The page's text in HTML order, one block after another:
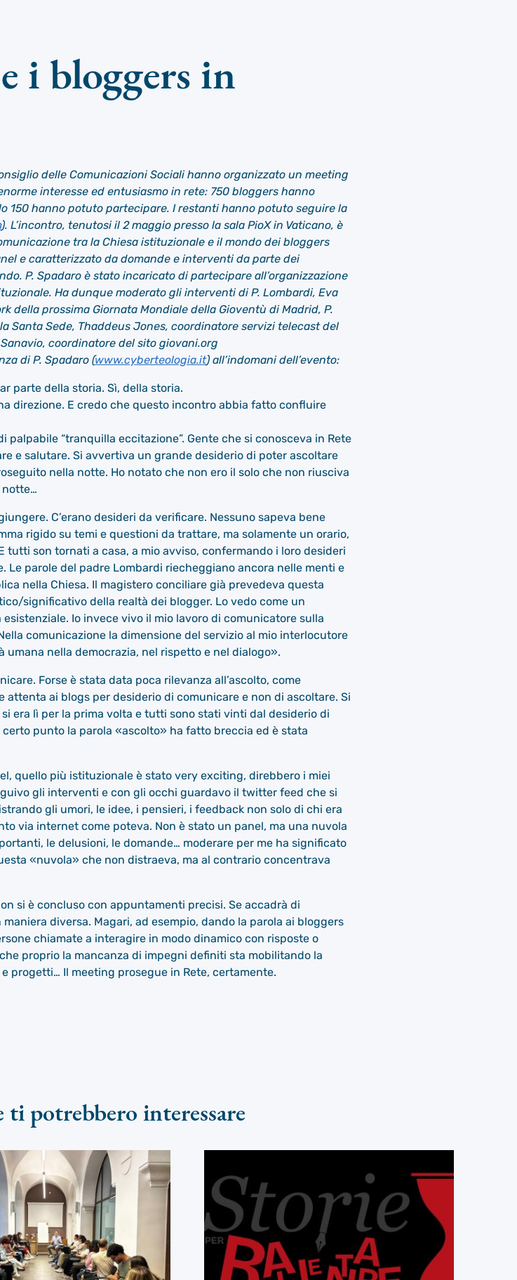
i bloggers in
delle Comunicazioni Sociali hanno organizzato un meeting
interesse ed entusiasmo in rete: 750 bloggers hanno
150 hanno potuto partecipare. I restanti hanno potuto seguire la
). L’incontro, tenutosi il 2 maggio presso la sala PioX in Vaticano, è
tra la Chiesa istituzionale e il mondo dei bloggers
e caratterizzato da domande e interventi da parte dei
P. Spadaro è stato incaricato di partecipare all’organizzazione
Ha dunque moderato gli interventi di P. Lombardi, Eva
della prossima Giornata Mondiale della Gioventù di Madrid, P.
Santa Sede, Thaddeus Jones, coordinatore servizi telecast del
coordinatore del sito giovani.org
di P. Spadaro (www.cyberteologia.it) all’indomani dell’evento:
parte della storia. Sì, della storia.
direzione. E credo che questo incontro abbia fatto confluire
palpabile “tranquilla eccitazione”. Gente che si conosceva in Rete
e salutare. Si avvertiva un grande desiderio di poter ascoltare
nella notte. Ho notato che non ero il solo che non riusciva
notte…
C’erano desideri da verificare. Nessuno sapeva bene
rigido su temi e questioni da trattare, ma solamente un orario,
son tornati a casa, a mio avviso, confermando i loro desideri
Le parole del padre Lombardi riecheggiano ancora nelle menti e
nella Chiesa. Il magistero conciliare già prevedeva questa
significativo della realtà dei blogger. Lo vedo come un
Io invece vivo il mio lavoro di comunicatore sulla
comunicazione la dimensione del servizio al mio interlocutore
nella democrazia, nel rispetto e nel dialogo».
Forse è stata data poca rilevanza all’ascolto, come
attenta ai blogs per desiderio di comunicare e non di ascoltare. Si
era lì per la prima volta e tutti sono stati vinti dal desiderio di
punto la parola «ascolto» ha fatto breccia ed è stata
quello più istituzionale è stato very exciting, direbbero i miei
gli interventi e con gli occhi guardavo il twitter feed che si
gli umori, le idee, i pensieri, i feedback non solo di chi era
via internet come poteva. Non è stato un panel, ma una nuvola
le delusioni, le domande… moderare per me ha significato
«nuvola» che non distraeva, ma al contrario concentrava
si è concluso con appuntamenti precisi. Se accadrà di
diversa. Magari, ad esempio, dando la parola ai bloggers
chiamate a interagire in modo dinamico con risposte o
proprio la mancanza di impegni definiti sta mobilitando la
progetti… Il meeting prosegue in Rete, certamente.
potrebbero interessare